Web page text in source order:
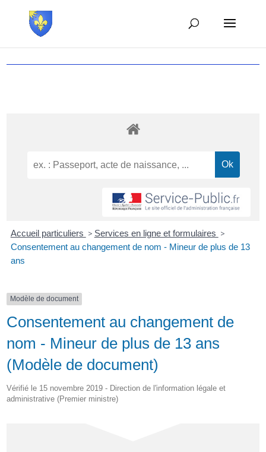
Accueil particuliers > Services en ligne et formulaires >
Consentement au changement de nom - Mineur de plus de 13
ans
Modèle de document
Consentement au changement de
nom - Mineur de plus de 13 ans
(Modèle de document)
Vérifié le 15 novembre 2019 - Direction de l'information légale et
administrative (Premier ministre)